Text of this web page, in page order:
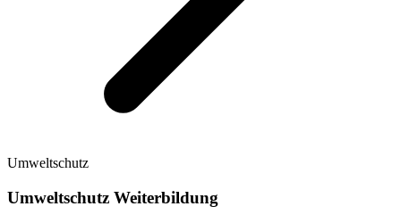
Umweltschutz
Umweltschutz Weiterbildung